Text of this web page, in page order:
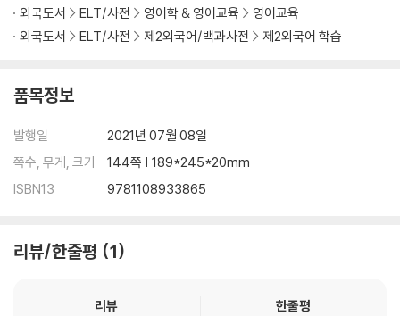
외국도서
ELT/사전 영어학 & 영어교육
영어교육
외국도서
ELT/사전 제2외국어/백과사전 제2외국어 학습
품목정보
발행일
2021년 07월 08일
쪽수, 무게, 크기
144쪽 | 189*245*20mm
ISBN13
9781108933865
리뷰/한줄평 1
리뷰
한줄평